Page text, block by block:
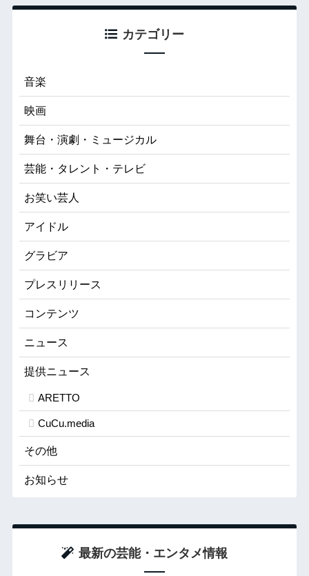
カテゴリー
音楽
映画
舞台・演劇・ミュージカル
芸能・タレント・テレビ
お笑い芸人
アイドル
グラビア
プレスリリース
コンテンツ
ニュース
提供ニュース
ARETTO
CuCu.media
その他
お知らせ
最新の芸能・エンタメ情報